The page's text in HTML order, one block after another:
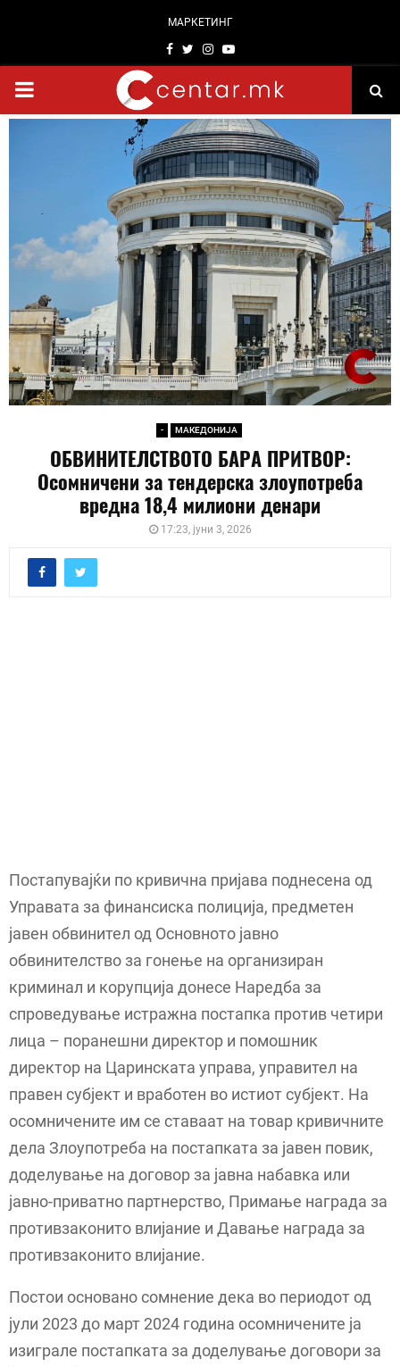
МАРКЕТИНГ
Facebook
TwitterInstagram
Youtube
PRIMARY
- МАКЕДОНИЈА
ОБВИНИТЕЛСТВОТО БАРА ПРИТВОР:
Осомничени за тендерска злоупотреба
вредна 18,4 милиони денари
17:23, јуни 3, 2026
Постапувајќи по кривична пријава поднесена од
Управата за финансиска полиција, предметен
јавен обвинител од Основното јавно
обвинителство за гонење на организиран
криминал и корупција донесе Наредба за
спроведување истражна постапка против четири
лица – поранешни директор и помошник
директор на Царинската управа, управител на
правен субјект и вработен во истиот субјект. На
осомничените им се ставаат на товар кривичните
дела Злоупотреба на постапката за јавен повик,
доделување на договор за јавна набавка или
јавно-приватно партнерство, Примање награда за
противзаконито влијание и Давање награда за
противзаконито влијание.
Постои основано сомнение дека во периодот од
јули 2023 до март 2024 година осомничените ја
изиграле постапката за доделување договори за